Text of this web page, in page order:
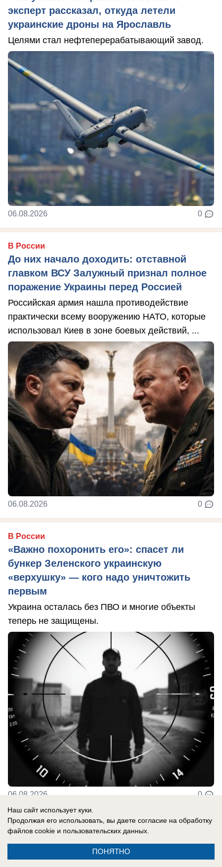
эксперт рассказал, откуда летели
украинские дроны на Ярославль
Целями стал нефтеперерабатывающий завод.
06.08.2026 0
В России
До них начало доходить: отставной
главком ВСУ Залужный признал полное
поражение Украины перед Россией
Российская армия нашла противодействие
практически всему вооружению НАТО, которые
использовал Киев в зоне боевых действий, ...
06.08.2026 0
В России
«Важно похоронить его»: спасет ли
бункер Зеленского украинскую
«верхушку» — кого надо уничтожить
первым
Украина осталась без ПВО и многие объекты
теперь не защищены.
06.08.2026 0
Новости СМИ2
Наш сайт использует куки.
Продолжая его использовать, вы даете согласие на обработку
файлов cookie и пользовательских данных.
ПОНЯТНО